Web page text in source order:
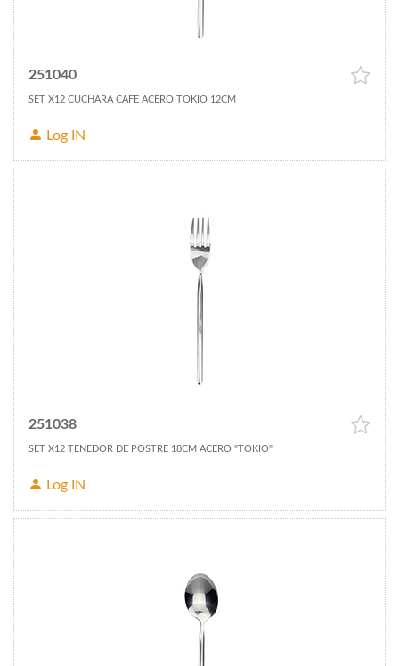
251040
SET X12 CUCHARA CAFE ACERO TOKIO 12CM
Log IN
251038
SET X12 TENEDOR DE POSTRE 18CM ACERO "TOKIO"
Log IN